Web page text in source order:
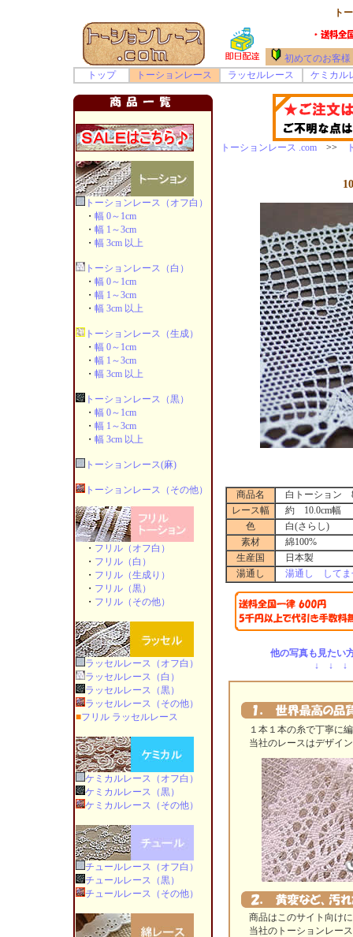
ト
初めてのお客様
トップ
トーションレース ラッセルレース ケミカル
トーションレース（オフ白）
・ 幅 0～1cm
・ 幅 1～3cm
・ 幅 3cm 以上
トーションレース（白）
・ 幅 0～1cm
・ 幅 1～3cm
・ 幅 3cm 以上
トーションレース（生成）
・ 幅 0～1cm
・ 幅 1～3cm
・ 幅 3cm 以上
トーションレース（黒）
・ 幅 0～1cm
・ 幅 1～3cm
・ 幅 3cm 以上
トーションレース(麻)
トーションレース（その他）
・ フリル（オフ白）
・ フリル（白）
・ フリル（生成り）
・ フリル（黒）
・ フリル（その他）
ラッセルレース（オフ白）
ラッセルレース（白）
ラッセルレース（黒）
ラッセルレース（その他）
■フリル ラッセルレース
ケミカルレース（オフ白）
ケミカルレース（黒）
ケミカルレース（その他）
チュールレース（オフ白）
チュールレース（黒）
チュールレース（その他）
トーションレース .com>>
商品名
白トーション
レース幅
約 10.0cm幅
色
白(さらし)
素材
綿100%
生産国
日本製
湯通し
湯通し してま
他の写真も見たい
↓ ↓ ↓
１本１本の糸で丁寧に編
当社のレースはデザイン
商品はこのサイト向けに
当社のトーションレース